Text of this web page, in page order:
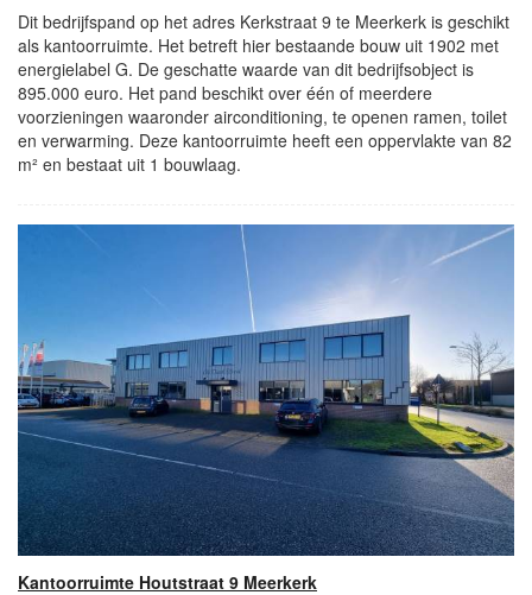
Dit bedrijfspand op het adres Kerkstraat 9 te Meerkerk is geschikt
als kantoorruimte. Het betreft hier bestaande bouw uit 1902 met
energielabel G. De geschatte waarde van dit bedrijfsobject is
895.000 euro. Het pand beschikt over één of meerdere
voorzieningen waaronder airconditioning, te openen ramen, toilet
en verwarming. Deze kantoorruimte heeft een oppervlakte van 82
m² en bestaat uit 1 bouwlaag.
Kantoorruimte Houtstraat 9 Meerkerk